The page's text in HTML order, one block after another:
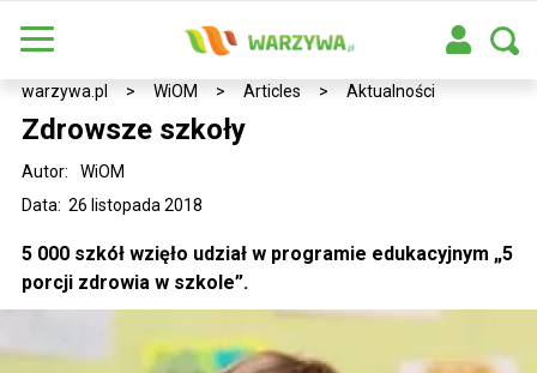
warzywa.pl > WiOM > Articles > Aktualności
Zdrowsze szkoły
Data: 26 listopada 2018
Autor: WiOM
5 000 szkół wzięło udział w programie edukacyjnym „5
porcji zdrowia w szkole”.